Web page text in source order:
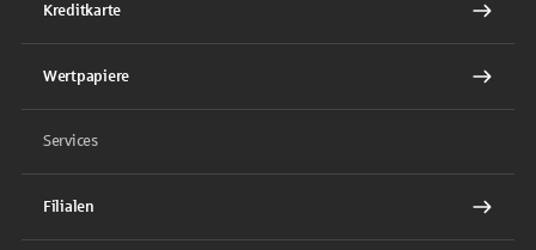
Kreditkarte
Wertpapiere
Services
Filialen